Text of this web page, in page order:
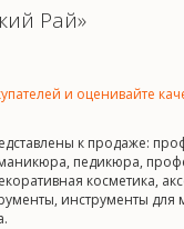
Рай»
к продаже:
педикюра,
косметика,
инструменты для